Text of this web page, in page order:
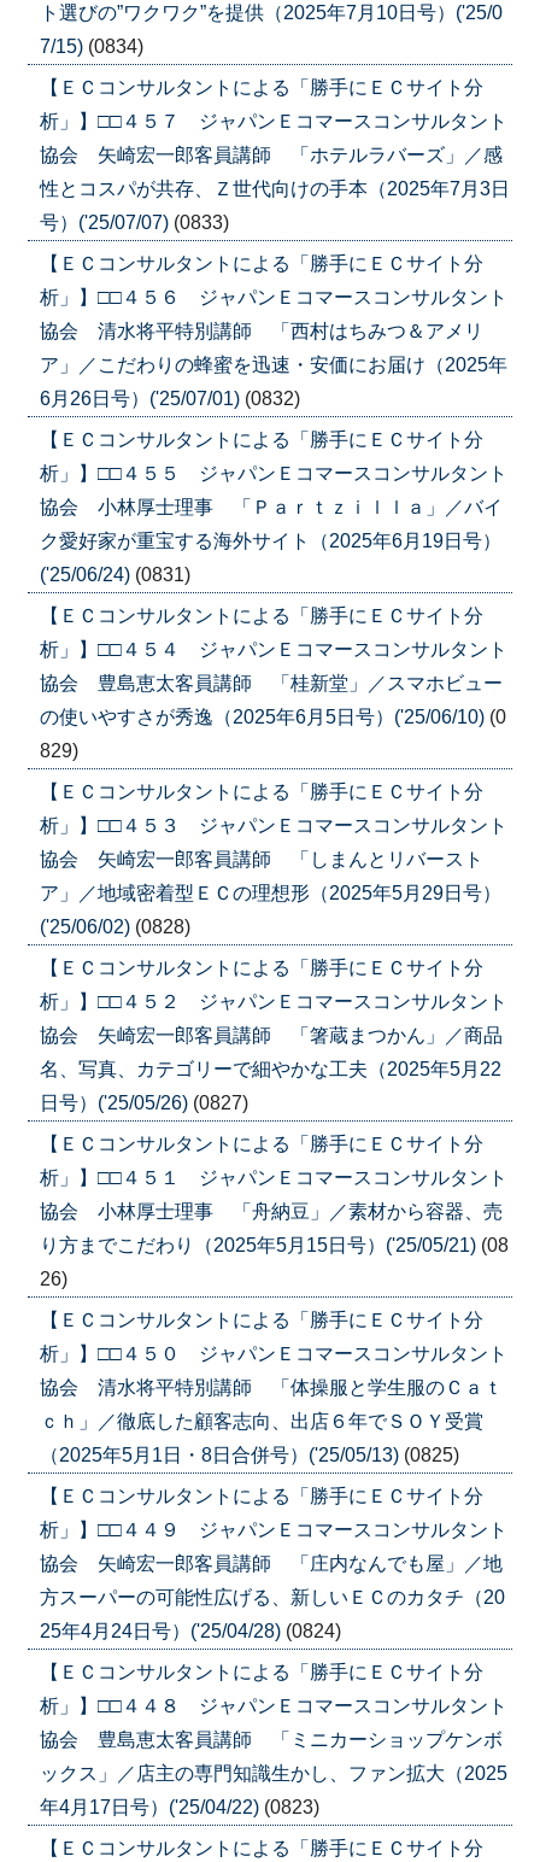
ト選びの”ワクワク”を提供（2025年7月10日号）('25/0
7/15) (0834)
【ＥＣコンサルタントによる「勝手にＥＣサイト分
析」】□□４５７ ジャパンＥコマースコンサルタント
協会 矢崎宏一郎客員講師 「ホテルラバーズ」／感
性とコスパが共存、Ｚ世代向けの手本（2025年7月3日
号）('25/07/07) (0833)
【ＥＣコンサルタントによる「勝手にＥＣサイト分
析」】□□４５６ ジャパンＥコマースコンサルタント
協会 清水将平特別講師 「西村はちみつ＆アメリ
ア」／こだわりの蜂蜜を迅速・安価にお届け（2025年
6月26日号）('25/07/01) (0832)
【ＥＣコンサルタントによる「勝手にＥＣサイト分
析」】□□４５５ ジャパンＥコマースコンサルタント
協会 小林厚士理事 「Ｐａｒｔｚｉｌｌａ」／バイ
ク愛好家が重宝する海外サイト（2025年6月19日号）
('25/06/24) (0831)
【ＥＣコンサルタントによる「勝手にＥＣサイト分
析」】□□４５４ ジャパンＥコマースコンサルタント
協会 豊島恵太客員講師 「桂新堂」／スマホビュー
の使いやすさが秀逸（2025年6月5日号）('25/06/10) (0
829)
【ＥＣコンサルタントによる「勝手にＥＣサイト分
析」】□□４５３ ジャパンＥコマースコンサルタント
協会 矢崎宏一郎客員講師 「しまんとリバースト
ア」／地域密着型ＥＣの理想形（2025年5月29日号）
('25/06/02) (0828)
【ＥＣコンサルタントによる「勝手にＥＣサイト分
析」】□□４５２ ジャパンＥコマースコンサルタント
協会 矢崎宏一郎客員講師 「箸蔵まつかん」／商品
名、写真、カテゴリーで細やかな工夫（2025年5月22
日号）('25/05/26) (0827)
【ＥＣコンサルタントによる「勝手にＥＣサイト分
析」】□□４５１ ジャパンＥコマースコンサルタント
協会 小林厚士理事 「舟納豆」／素材から容器、売
り方までこだわり（2025年5月15日号）('25/05/21) (08
26)
【ＥＣコンサルタントによる「勝手にＥＣサイト分
析」】□□４５０ ジャパンＥコマースコンサルタント
協会 清水将平特別講師 「体操服と学生服のＣａｔ
ｃｈ」／徹底した顧客志向、出店６年でＳＯＹ受賞
（2025年5月1日・8日合併号）('25/05/13) (0825)
【ＥＣコンサルタントによる「勝手にＥＣサイト分
析」】□□４４９ ジャパンＥコマースコンサルタント
協会 矢崎宏一郎客員講師 「庄内なんでも屋」／地
方スーパーの可能性広げる、新しいＥＣのカタチ（20
25年4月24日号）('25/04/28) (0824)
【ＥＣコンサルタントによる「勝手にＥＣサイト分
析」】□□４４８ ジャパンＥコマースコンサルタント
協会 豊島恵太客員講師 「ミニカーショップケンボ
ックス」／店主の専門知識生かし、ファン拡大（2025
年4月17日号）('25/04/22) (0823)
【ＥＣコンサルタントによる「勝手にＥＣサイト分